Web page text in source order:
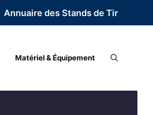
Annuaire des Stands de Tir
Matériel & Équipement